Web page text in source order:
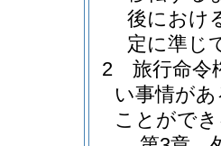
後におけ
定に準じ
2
旅行命令
い事情が
ことがで